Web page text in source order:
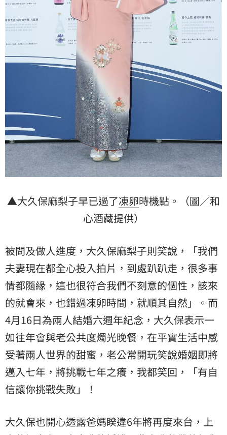
▲大久保麻梨子早已過了凍卵時機點。（圖／和
心酒藏提供）
被問及做人進度，大久保麻梨子則笑說，「我們
夫妻現在都全心投入拍片，到處趴趴走，很多事
情都隨緣，這也很符合我們不刻意的個性，該來
的就會來，也錯過凍卵時間，就順其自然」。而
4月16日為兩人結婚六週年紀念，大久保表示一
如往年會與老公共度燭光晚餐，在平實生活中感
受著兩人世界的甜蜜，老公常開玩笑說婚姻即將
邁入七年，將挑戰七年之癢，我都笑回，「有自
信讓你挑戰失敗」！
大久保也開心透露爸媽睽違6年將再度來台，上